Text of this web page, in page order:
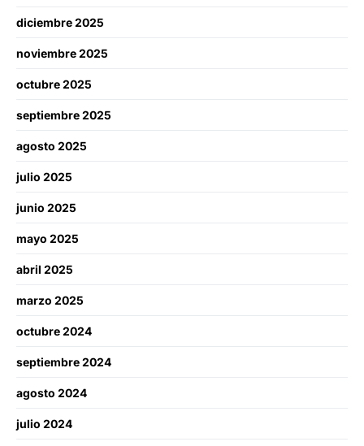
diciembre 2025
noviembre 2025
octubre 2025
septiembre 2025
agosto 2025
julio 2025
junio 2025
mayo 2025
abril 2025
marzo 2025
octubre 2024
septiembre 2024
agosto 2024
julio 2024